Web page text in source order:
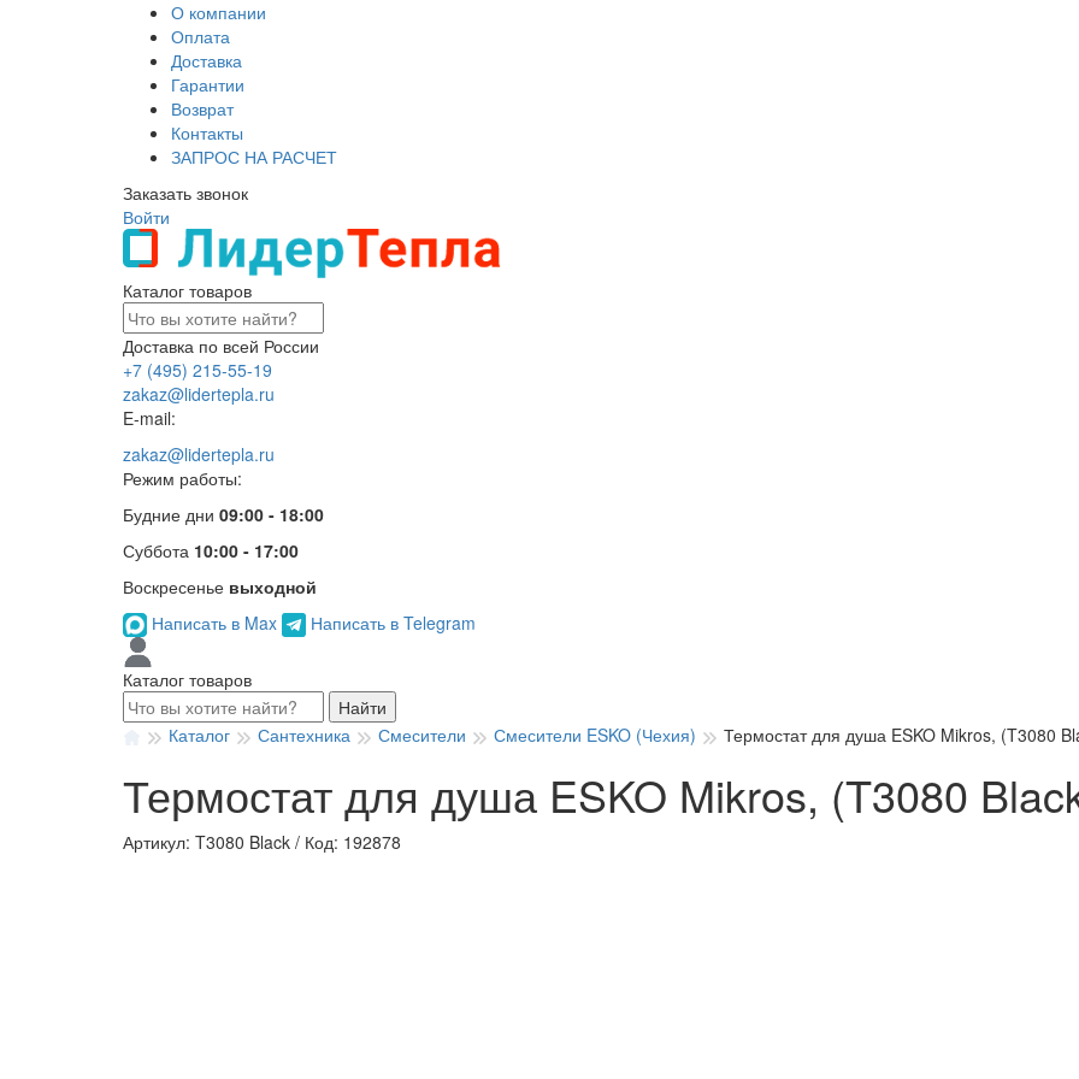
О компании
Оплата
Доставка
Гарантии
Возврат
Контакты
ЗАПРОС НА РАСЧЕТ
Заказать звонок
Войти
Каталог товаров
Доставка по всей России
+7 (495) 215-55-19
zakaz@lidertepla.ru
E-mail:
zakaz@lidertepla.ru
Режим работы:
Будние дни 09:00 - 18:00
Суббота 10:00 - 17:00
Воскресенье выходной
Написать в Max
Написать в Telegram
Каталог товаров
Найти
Каталог
Сантехника Смесители Смесители ESKO (Чехия) Термостат для душа ESKO Mikros, (T3080
Термостат для душа ESKO Mikros, (T3080
Артикул: T3080 Black / Код: 192878